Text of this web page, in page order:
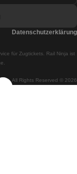
All Rights Reserved © 2026
für Zugtickets. Rail Ninja ist
Datenschutzerklärung